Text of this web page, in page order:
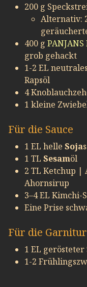
200 g
Alternativ:
400 g
grob gehackt
1-2 EL
Rapsöl
4
1 kleine
Für die Sauce
1 EL helle Soja
1 TL Sesamöl
2 TL Ketchup |
Ahornsirup
3–4 EL Kimchi-
Eine Prise
Für die Garnitur
1 EL gerösteter
1-2